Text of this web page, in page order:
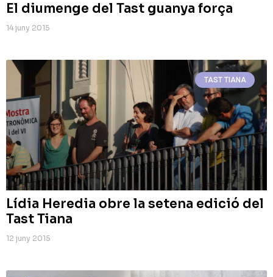
El diumenge del Tast guanya força
14 juny 2015
TAST TIANA
Lídia Heredia obre la setena edició del
Tast Tiana
12 juny 2015